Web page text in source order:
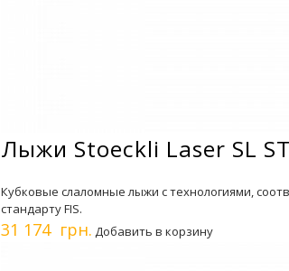
Лыжи Stoeckli Laser SL
Кубковые слаломные лыжи с технологиями,
стандарту FIS.
31 174 грн. Добавить в корзину